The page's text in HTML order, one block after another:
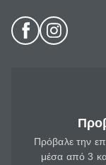
Πρόβαλε την
μέσα από 3